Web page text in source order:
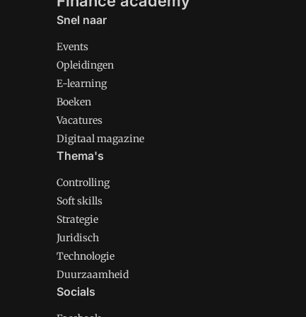
Snel naar
Events
Opleidingen
E-learning
Boeken
Vacatures
Digitaal magazine
Thema's
Controlling
Soft skills
Strategie
Juridisch
Technologie
Duurzaamheid
Socials